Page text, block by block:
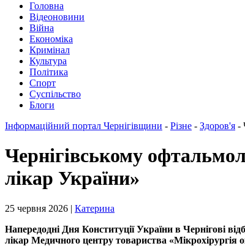
Головна
Відеоновини
Війна
Економіка
Кримінал
Культура
Політика
Спорт
Суспільство
Блоги
Інформаційний портал Чернігівщини - Різне - Здоров'я -
Чернігівському
лікар України»
25 червня 2026 | Катерина
Напередодні Дня Конституції України в Чернігові
лікар Медичного центру товариства